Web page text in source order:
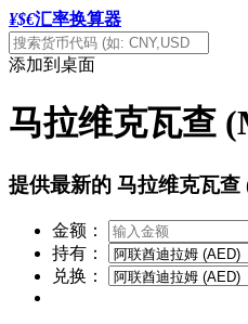
¥$€汇率换算器
添加到桌面
马拉维克瓦查
提供最新的 马拉维克瓦查
金额：
持有：
兑换：